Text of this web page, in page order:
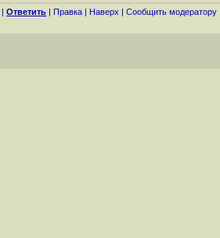
| Ответить | Правка | Наверх | Cообщить модератору